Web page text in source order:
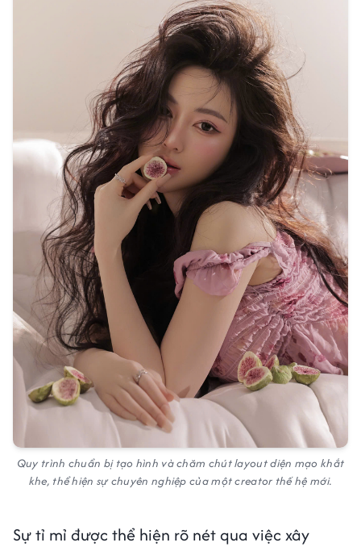
Quy trình chuẩn bị tạo hình và chăm chút layout diện mạo khắt
khe, thể hiện sự chuyên nghiệp của một creator thế hệ mới.
Sự tỉ mỉ được thể hiện rõ nét qua việc xây